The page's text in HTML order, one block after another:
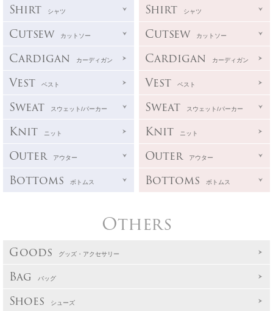
Shirt シャツ
Cutsew カットソー
Cardigan カーディガン
Vest ベスト
Sweat スウェット/パーカー
Knit ニット
Outer アウター
Bottoms ボトムス
Shirt シャツ
Cutsew カットソー
Cardigan カーディガン
Vest ベスト
Sweat スウェット/パーカー
Knit ニット
Outer アウター
Bottoms ボトムス
Others
Goods グッズ・アクセサリー
Bag バッグ
Shoes シューズ